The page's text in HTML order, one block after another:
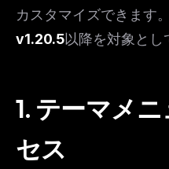
カスタマイズできます
v1.20.5以降を対象とし
1. テーマメ
セス